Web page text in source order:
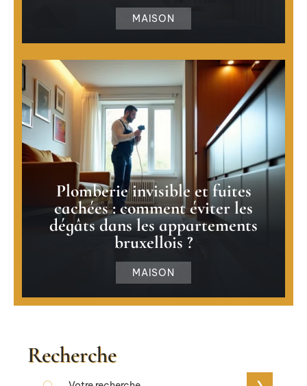
MAISON
Plomberie invisible et fuites
cachées : comment éviter les
dégâts dans les appartements
bruxellois ?
MAISON
Recherche